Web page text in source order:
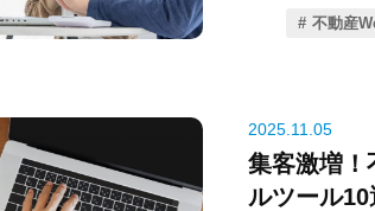
の顧客を放置し
手作業でメール
原因となってい
不動産
2025.11.05
集客激増！
ルツール10